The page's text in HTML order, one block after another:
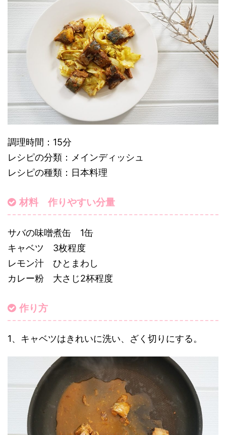
調理時間：15分
レシピの分類：メインディッシュ
レシピの種類：日本料理
材料 作りやすい分量
サバの味噌煮缶 1缶
キャベツ 3枚程度
レモン汁 ひとまわし
カレー粉 大さじ2杯程度
作り方
1、キャベツはきれいに洗い、ざく切りにする。